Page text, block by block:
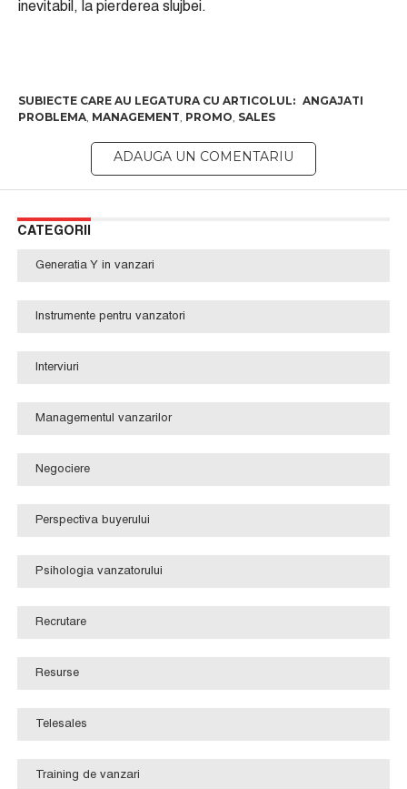
inevitabil, la pierderea slujbei.
ANGAJATI
PROBLEMA, MANAGEMENT, PROMO, SALES
CATEGORII
Generatia Y in vanzari
Instrumente pentru vanzatori
Interviuri
Managementul vanzarilor
Negociere
Perspectiva buyerului
Psihologia vanzatorului
Recrutare
Resurse
Telesales
Training de vanzari